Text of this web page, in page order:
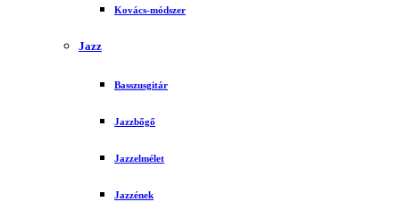
Kovács-módszer
Jazz
Basszusgitár
Jazzbőgő
Jazzelmélet
Jazzének